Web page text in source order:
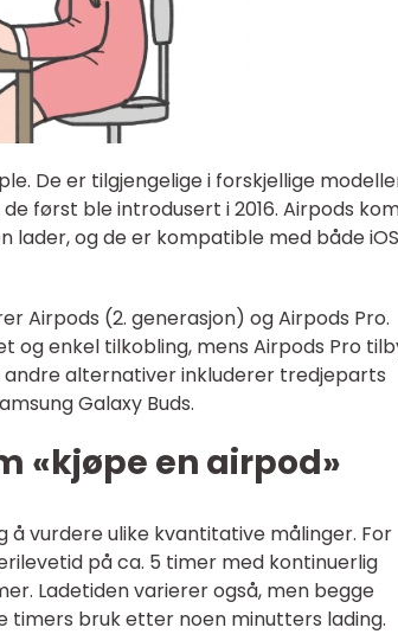
De er tilgjengelige i forskjellige
først ble introdusert i 2016. Airpods
lader, og de er kompatible med både
Airpods (2. generasjon) og Airpods Pro.
og enkel tilkobling, mens Airpods Pro
alternativer inkluderer tredjeparts
Galaxy Buds.
«kjøpe en airpod»
å vurdere ulike kvantitative målinger. For
på ca. 5 timer med kontinuerlig
Ladetiden varierer også, men begge
timers bruk etter noen minutters lading.